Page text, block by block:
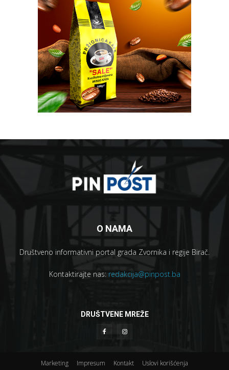
O NAMA
Društveno informativni portal grada Zvornika i regije Birač.
Kontaktirajte nas: redakcija@pinpost.ba
DRUŠTVENE MREŽE
Marketing Impresum Kontakt Uslovi korišćenja